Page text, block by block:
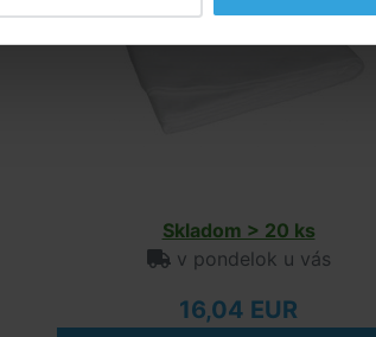
Skladom > 20 ks
v pondelok u vás
16,04 EUR